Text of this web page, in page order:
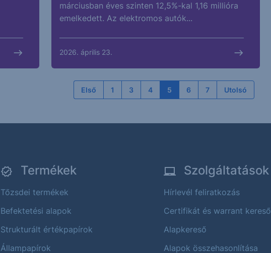
márciusban éves szinten 12,5%-kal 1,16 millióra
emelkedett. Az elektromos autók...
2026. április 23.
Első 1 3 4 5 6 7 Utolsó
Termékek
Tőzsdei termékek
Befektetési alapok
Strukturált értékpapírok
Állampapírok
Szolgáltatások
Hírlevél feliratkozás
Certifikát és warrant kereső
Alapkereső
Alapok összehasonlítása